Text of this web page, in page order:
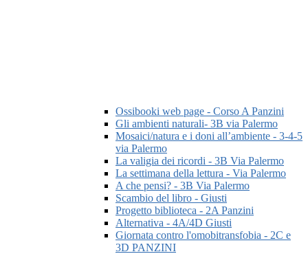
Ossibooki web page - Corso A Panzini
Gli ambienti naturali- 3B via Palermo
Mosaici/natura e i doni all’ambiente - 3-4-5
via Palermo
La valigia dei ricordi - 3B Via Palermo
La settimana della lettura - Via Palermo
A che pensi? - 3B Via Palermo
Scambio del libro - Giusti
Progetto biblioteca - 2A Panzini
Alternativa - 4A/4D Giusti
Giornata contro l'omobitransfobia - 2C e
3D PANZINI